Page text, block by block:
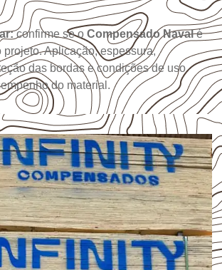
confirme se o Compensado Navalé
projeto. Aplicação, espessura,
das bordas e condições de uso
do material.